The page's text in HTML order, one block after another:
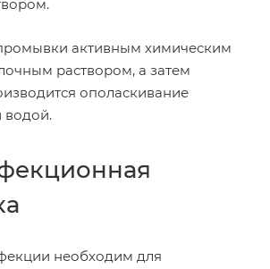
активным химическим
раствором, а затем
ополаскивание
водой.
необходим для